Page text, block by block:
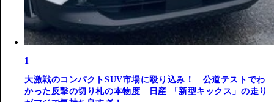
1
大激戦のコンパクトSUV市場に殴り込み！ 公道テストでわ
かった反撃の切り札の本物度 日産 「新型キックス」の走り